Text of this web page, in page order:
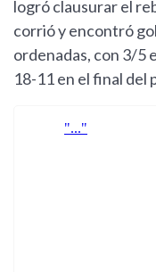
logró clausurar el
corrió y encontró
ordenadas, con 3/5
18-11 en el final del